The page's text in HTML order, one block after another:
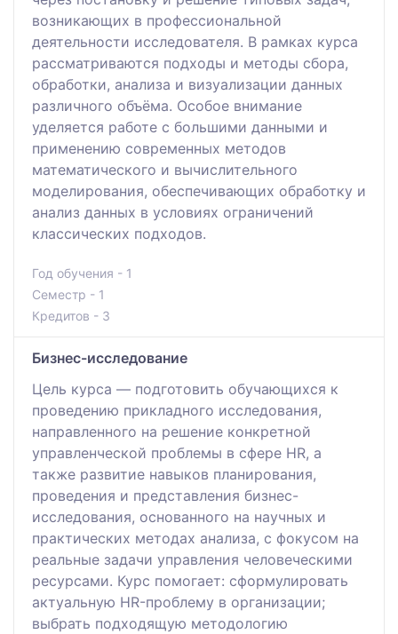
возникающих в профессиональной
деятельности исследователя. В рамках курса
рассматриваются подходы и методы сбора,
обработки, анализа и визуализации данных
различного объёма. Особое внимание
уделяется работе с большими данными и
применению современных методов
математического и вычислительного
моделирования, обеспечивающих обработку и
анализ данных в условиях ограничений
классических подходов.
Год обучения - 1
Семестр - 1
Кредитов - 3
Бизнес-исследование
Цель курса — подготовить обучающихся к
проведению прикладного исследования,
направленного на решение конкретной
управленческой проблемы в сфере HR, а
также развитие навыков планирования,
проведения и представления бизнес-
исследования, основанного на научных и
практических методах анализа, с фокусом на
реальные задачи управления человеческими
ресурсами. Курс помогает: сформулировать
актуальную HR-проблему в организации;
выбрать подходящую методологию